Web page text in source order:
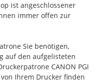
ist angeschlossener
immer offen zur
Sie benötigen,
auf den aufgelisteten
CANON PGI
Ihrem Drucker finden